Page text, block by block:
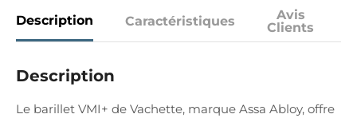
Description Caractéristiques
Avis
Clients
Description
Le barillet VMI+ de Vachette, marque Assa Abloy, offre